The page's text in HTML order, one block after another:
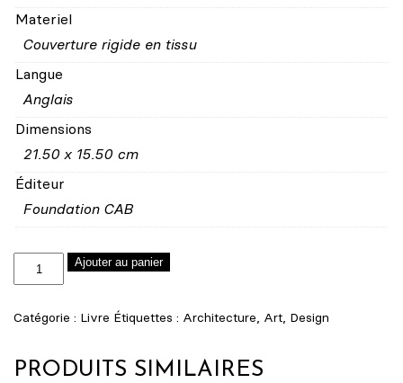
Materiel
Couverture rigide en tissu
Langue
Anglais
Dimensions
21.50 x 15.50 cm
Éditeur
Foundation CAB
quantité
de
exposition
Toroni,
Ajouter au panier
Catégorie : Livre Étiquettes : Architecture, Art, Design
PRODUITS SIMILAIRES